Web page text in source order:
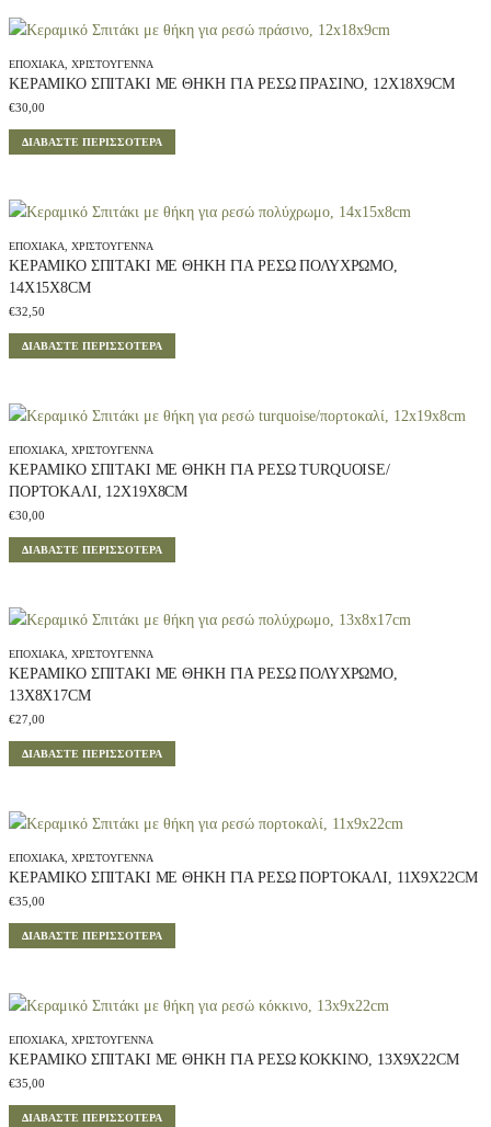
ΕΠΟΧΙΑΚΆ ΧΡΙΣΤΟΎΓΕΝΝΑ
ΚΕΡΑΜΙΚΌ ΣΠΙΤΆΚΙ ΜΕ ΘΉΚΗ ΓΙΑ ΡΕΣΏ ΠΡΆΣΙΝΟ, 12X18X9CM
€30,00
ΔΙΑΒΆΣΤΕ ΠΕΡΙΣΣΌΤΕΡΑ
ΕΠΟΧΙΑΚΆ ΧΡΙΣΤΟΎΓΕΝΝΑ
ΚΕΡΑΜΙΚΌ ΣΠΙΤΆΚΙ ΜΕ ΘΉΚΗ ΓΙΑ ΡΕΣΏ ΠΟΛΎΧΡΩΜΟ,
14X15X8CM
€32,50
ΔΙΑΒΆΣΤΕ ΠΕΡΙΣΣΌΤΕΡΑ
ΕΠΟΧΙΑΚΆ ΧΡΙΣΤΟΎΓΕΝΝΑ
ΚΕΡΑΜΙΚΌ ΣΠΙΤΆΚΙ ΜΕ ΘΉΚΗ ΓΙΑ ΡΕΣΏ TURQUOISE/
ΠΟΡΤΟΚΑΛΊ, 12X19X8CM
€30,00
ΔΙΑΒΆΣΤΕ ΠΕΡΙΣΣΌΤΕΡΑ
ΕΠΟΧΙΑΚΆ ΧΡΙΣΤΟΎΓΕΝΝΑ
ΚΕΡΑΜΙΚΌ ΣΠΙΤΆΚΙ ΜΕ ΘΉΚΗ ΓΙΑ ΡΕΣΏ ΠΟΛΎΧΡΩΜΟ,
13X8X17CM
€27,00
ΔΙΑΒΆΣΤΕ ΠΕΡΙΣΣΌΤΕΡΑ
ΕΠΟΧΙΑΚΆ ΧΡΙΣΤΟΎΓΕΝΝΑ
ΚΕΡΑΜΙΚΌ ΣΠΙΤΆΚΙ ΜΕ ΘΉΚΗ ΓΙΑ ΡΕΣΏ ΠΟΡΤΟΚΑΛΊ, 11X9X22CM
€35,00
ΔΙΑΒΆΣΤΕ ΠΕΡΙΣΣΌΤΕΡΑ
ΕΠΟΧΙΑΚΆ ΧΡΙΣΤΟΎΓΕΝΝΑ
ΚΕΡΑΜΙΚΌ ΣΠΙΤΆΚΙ ΜΕ ΘΉΚΗ ΓΙΑ ΡΕΣΏ ΚΌΚΚΙΝΟ, 13X9X22CM
€35,00
ΔΙΑΒΆΣΤΕ ΠΕΡΙΣΣΌΤΕΡΑ